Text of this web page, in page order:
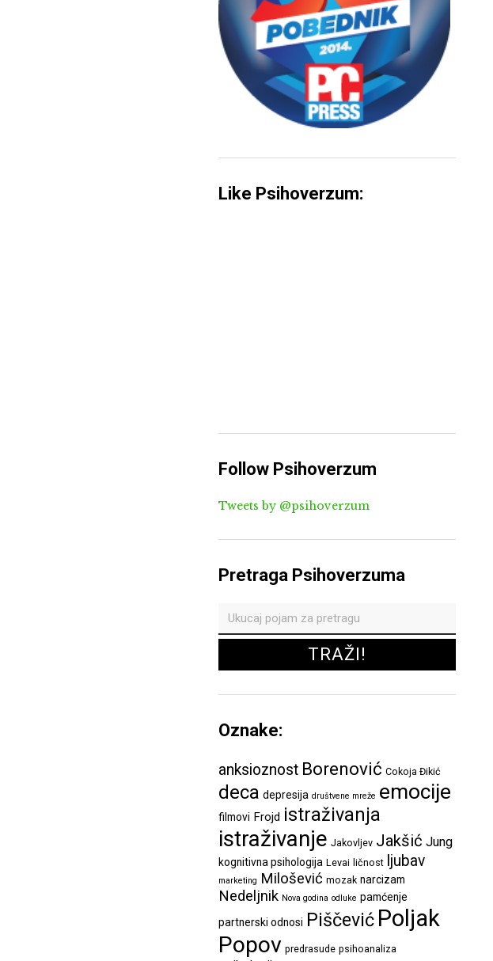
Like Psihoverzum:
Follow Psihoverzum
Tweets by @psihoverzum
Pretraga Psihoverzuma
Oznake:
anksioznost Borenović Cokoja Đikić
deca depresija društvene mreže emocije
filmovi Frojd istraživanja
istraživanje Jakovljev Jakšić Jung
kognitivna psihologija Levai ličnost ljubav
marketing Milošević mozak narcizam
Nedeljnik Nova godina odluke pamćenje
partnerski odnosi Piščević Poljak
Popov predrasude psihoanaliza